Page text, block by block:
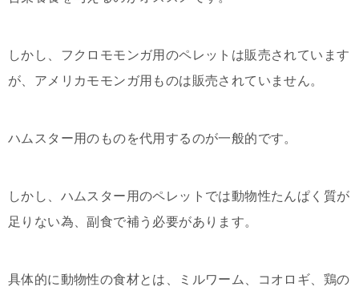
しかし、フクロモモンガ用のペレットは販売されています
が、アメリカモモンガ用ものは販売されていません。
ハムスター用のものを代用するのが一般的です。
しかし、ハムスター用のペレットでは動物性たんぱく質が
足りない為、副食で補う必要があります。
具体的に動物性の食材とは、ミルワーム、コオロギ、鶏の